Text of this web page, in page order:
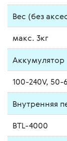
Вес (без
макс. 3кг
Аккумулятор
100-240V, 50-
Внутренняя
BTL-4000